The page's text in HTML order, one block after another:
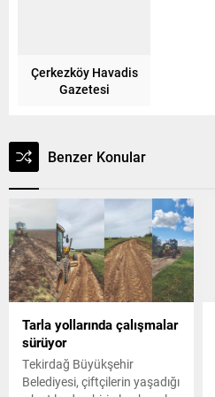
Çerkezköy Havadis
Gazetesi
Benzer Konular
Tarla yollarında çalışmalar
sürüyor
Tekirdağ Büyükşehir
Belediyesi, çiftçilerin yaşadığı